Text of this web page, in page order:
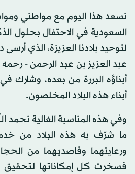
نسعد هذا اليوم مع مواطني
السعودية في الاحتفال بحلول
لتوحيد بلادنا العزيزة، الذي
عبد العزيز بن عبد الرحمن -
أبناؤه البررة من بعده، وشارك
أبناء هذه البلاد المخلصون.
وفي هذه المناسبة الغالية نحمد
ما شرّف به هذه البلاد من
ورعايتهما وقاصديهما من
فسخرت كل إمكاناتها لتحقيق